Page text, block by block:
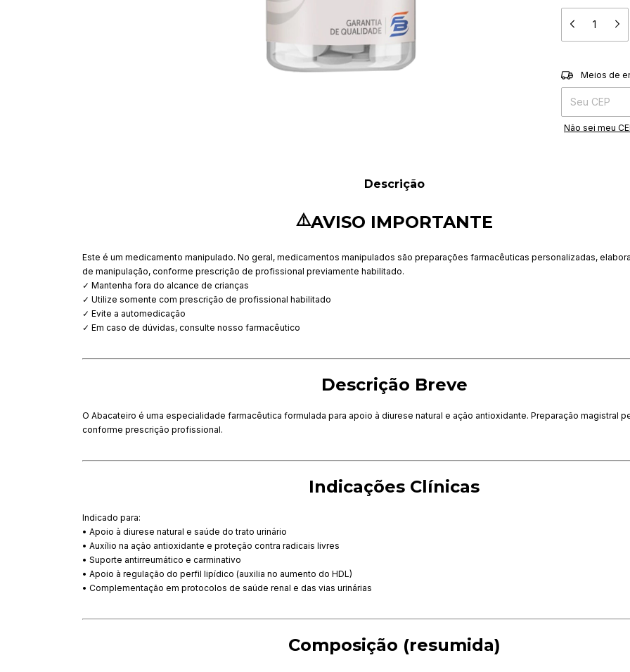
Entregas para o
Meios de
Não sei meu
Descrição
⚠️AVISO IMPORTANTE
Este é um medicamento manipulado. No geral, medicamentos manipulados são preparações farmacêuticas personalizadas,
de manipulação, conforme prescrição de profissional previamente habilitado.
✓ Mantenha fora do alcance de crianças
✓ Utilize somente com prescrição de profissional habilitado
✓ Evite a automedicação
✓ Em caso de dúvidas, consulte nosso farmacêutico
Descrição Breve
O Abacateiro é uma especialidade farmacêutica formulada para apoio à diurese natural e ação antioxidante. Preparação magistral
conforme prescrição profissional.
Indicações Clínicas
Indicado para:
• Apoio à diurese natural e saúde do trato urinário
• Auxílio na ação antioxidante e proteção contra radicais livres
• Suporte antirreumático e carminativo
• Apoio à regulação do perfil lipídico (auxilia no aumento do HDL)
• Complementação em protocolos de saúde renal e das vias urinárias
Composição (resumida)